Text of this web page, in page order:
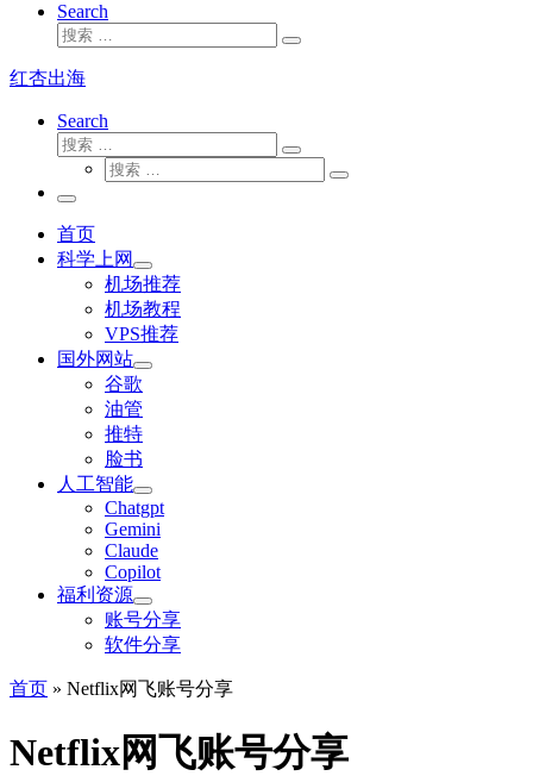
Search
搜
搜
红杏出海
Search
搜
搜
索
搜
搜
主
菜
单
首页
科学上网
机场推荐
机场教程
VPS推荐
国外网站
谷歌
油管
推特
脸书
人工智能
Chatgpt
‎Gemini
Claude
Copilot
福利资源
账号分享
软件分享
首页 » Netflix网飞账号分享
Netflix网飞账号分享